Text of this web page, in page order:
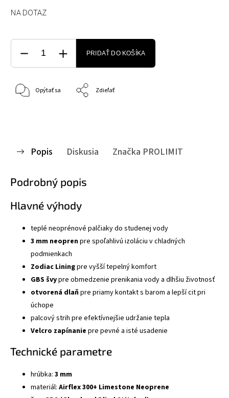
NA DOTAZ
PRIDAŤ DO KOŠÍKA
Opýtať sa Zdieľať
Popis Diskusia Značka PROLIMIT
Podrobný popis
Hlavné výhody
teplé neoprénové palčiaky do studenej vody
3 mm neoprenpre spoľahlivú izoláciu v chladných
podmienkach
Zodiac Liningpre vyšší tepelný komfort
GBS švypre obmedzenie prenikania vody a dlhšiu životnosť
otvorená dlaňpre priamy kontakt s barom a lepší cit pri
úchope
palcový strih pre efektívnejšie udržanie tepla
Velcro zapínanie pre pevné a isté usadenie
Technické parametre
hrúbka: 3 mm
materiál: Airflex 300+ Limestone Neoprene